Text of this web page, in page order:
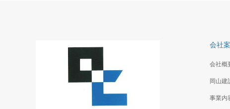
会社
会社概
岡山建
事業内